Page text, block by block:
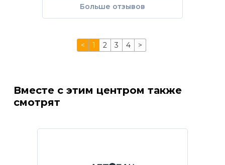
Больше отзывов
< 1 2 3 4 >
Вместе с этим центром также
смотрят